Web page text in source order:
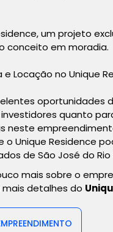
um projeto
conceito em moradia.
Locação no Unique
oportunidades
quanto
neste
o Unique Residence
de São José do
mais sobre o
mais detalhes do